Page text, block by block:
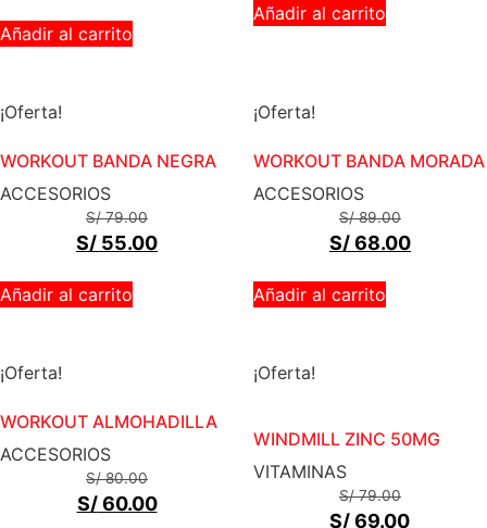
Añadir al carrito
Añadir al carrito
¡Oferta!
WORKOUT BANDA NEGRA
ACCESORIOS
S/79.00
S/ 55.00
Añadir al carrito
¡Oferta!
WORKOUT BANDA MORADA
ACCESORIOS
S/89.00
S/68.00
Añadir al carrito
¡Oferta!
WORKOUT ALMOHADILLA
ACCESORIOS
S/80.00
S/60.00
¡Oferta!
WINDMILL ZINC 50MG
VITAMINAS
S/79.00
S/69.00